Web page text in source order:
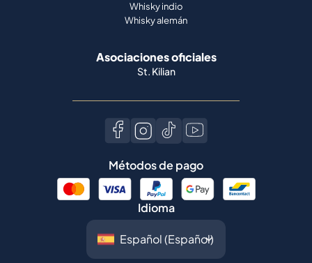
Whisky indio
Whisky alemán
Asociaciones oficiales
St. Kilian
Métodos de pago
Idioma